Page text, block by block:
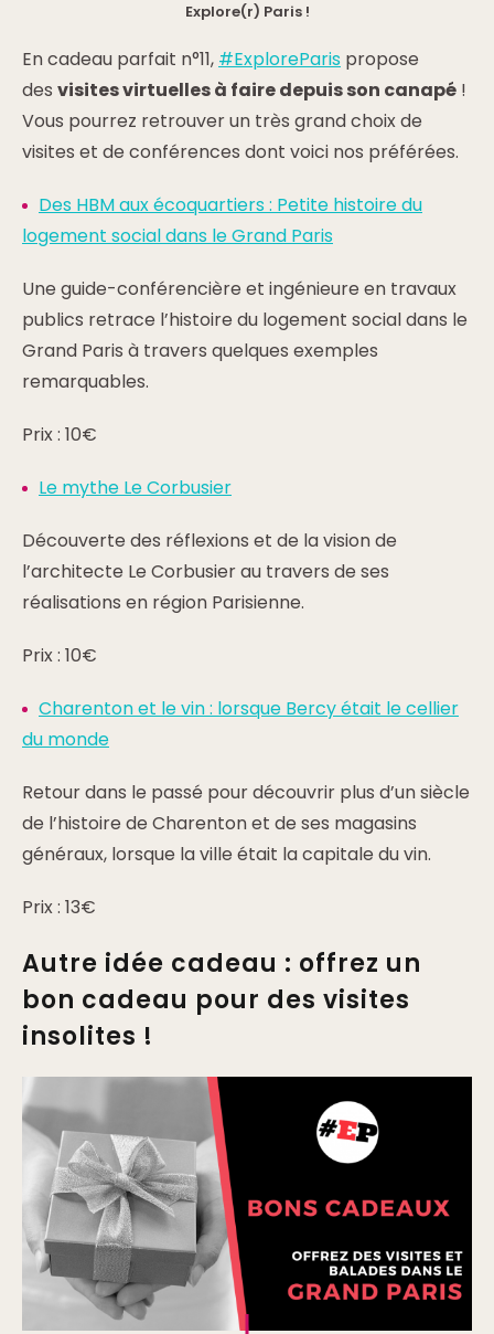
Explore(r) Paris !
En cadeau parfait n°11, #ExploreParis propose
des visites virtuelles à faire depuis son canapé !
Vous pourrez retrouver un très grand choix de
visites et de conférences dont voici nos préférées.
Des HBM aux écoquartiers : Petite histoire du
logement social dans le Grand Paris
Une guide-conférencière et ingénieure en travaux
publics retrace l’histoire du logement social dans le
Grand Paris à travers quelques exemples
remarquables.
Prix : 10€
Le mythe Le Corbusier
Découverte des réflexions et de la vision de
l’architecte Le Corbusier au travers de ses
réalisations en région Parisienne.
Prix : 10€
Charenton et le vin : lorsque Bercy était le cellier
du monde
Retour dans le passé pour découvrir plus d’un siècle
de l’histoire de Charenton et de ses magasins
généraux, lorsque la ville était la capitale du vin.
Prix : 13€
Autre idée cadeau : offrez un
bon cadeau pour des visites
insolites !